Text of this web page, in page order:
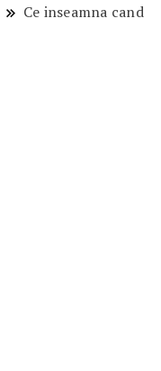
Ce inseamna cand